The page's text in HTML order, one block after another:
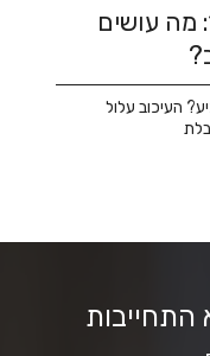
המעסיק לא נותן טופס 161: מה עושים
עדיין לא הגיע? העיכוב עלול
התחייבות